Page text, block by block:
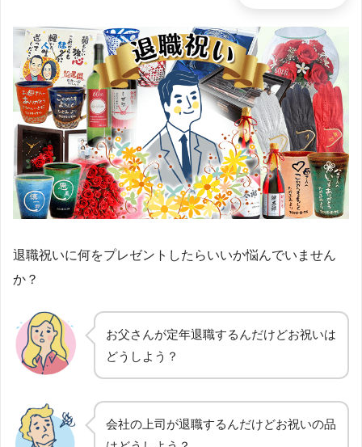
退職祝いに何をプレゼントしたらいいか悩んでいません
か？
お父さんが定年退職するんだけどお祝いは
どうしよう？
会社の上司が退職するんだけどお祝いの品